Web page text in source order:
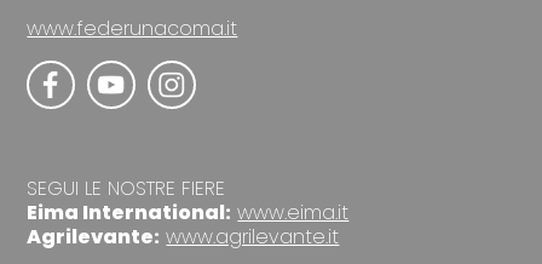
www.federunacoma.it
SEGUI LE NOSTRE FIERE
Eima International: www.eima.it
Agrilevante: www.agrilevante.it